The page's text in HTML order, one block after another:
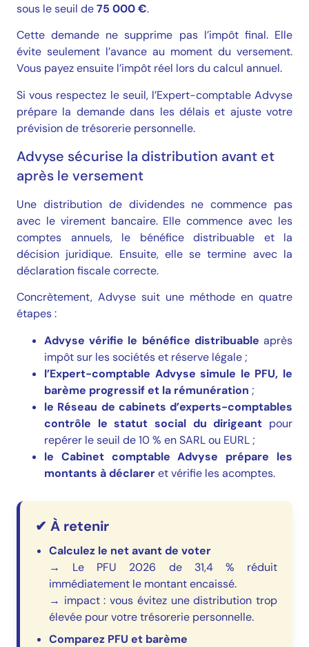
sous le seuil de75 000 €.
Cette demande ne supprime pas l’impôt final. Elle
évite seulement l’avance au moment du versement.
Vous payez ensuite l’impôt réel lors du calcul annuel.
Si vous respectez le seuil, l’Expert-comptable Advyse
prépare la demande dans les délais et ajuste votre
prévision de trésorerie personnelle.
Advyse sécurise la distribution avant et
après le versement
Une distribution de dividendes ne commence pas
avec le virement bancaire. Elle commence avec les
comptes annuels, le bénéfice distribuable et la
décision juridique. Ensuite, elle se termine avec la
déclaration fiscale correcte.
Concrètement, Advyse suit une méthode en quatre
étapes :
Advyse vérifie le bénéfice distribuable après
impôt sur les sociétés et réserve légale ;
l’Expert-comptable Advyse simule le PFU, le
barème progressif et la rémunération ;
le Réseau de cabinets d’experts-comptables
contrôle le statut social du dirigeant pour
repérer le seuil de 10 % en SARL ou EURL ;
le Cabinet comptable Advyse prépare les
montants à déclareret vérifie les acomptes.
✔ À retenir
Calculez le net avant de voter
→ Le PFU 2026 de 31,4 % réduit
immédiatement le montant encaissé.
→ impact : vous évitez une distribution trop
élevée pour votre trésorerie personnelle.
Comparez PFU et barème